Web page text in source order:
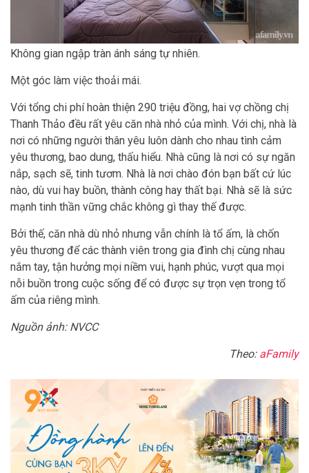
Không gian ngập tràn ánh sáng tự nhiên.
Một góc làm việc thoải mái.
Với tổng chi phí hoàn thiện 290 triệu đồng, hai vợ chồng chị
Thanh Thảo đều rất yêu căn nhà nhỏ của mình. Với chị, nhà là
nơi có những người thân yêu luôn dành cho nhau tình cảm
yêu thương, bao dung, thấu hiểu. Nhà cũng là nơi có sự ngăn
nắp, sạch sẽ, tinh tươm. Nhà là nơi chào đón bạn bất cứ lúc
nào, dù vui hay buồn, thành công hay thất bại. Nhà sẽ là sức
mạnh tinh thần vững chắc không gì thay thế được.
Bởi thế, căn nhà dù nhỏ nhưng vẫn chính là tổ ấm, là chốn
yêu thương để các thành viên trong gia đình chị cùng nhau
nắm tay, tận hưởng mọi niềm vui, hạnh phúc, vượt qua mọi
nỗi buồn trong cuộc sống để có được sự trọn vẹn trong tổ
ấm của riêng mình.
Nguồn ảnh: NVCC
Theo: aFamily